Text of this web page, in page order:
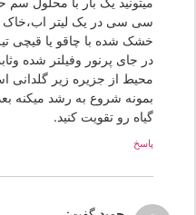
سی سی در یک لیتر اب،خاک گیاه
خشک شده با چاقو یا قیچی تیز
در جای پرنور وفیلتر شده وثابت
محیط از جزیره زیر گلدانی
بمونه شروع به رشد میکنه بعد
گیاه رو تقویت کنید.